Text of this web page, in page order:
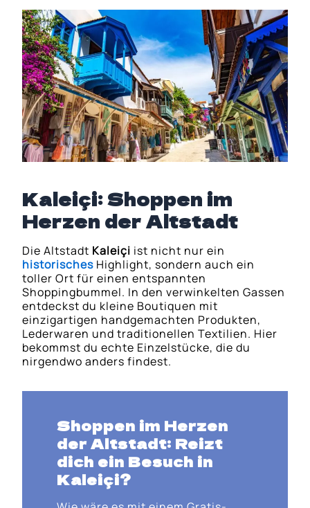
Kaleiçi: Shoppen im
Herzen der Altstadt
Die Altstadt Kaleiçi ist nicht nur ein
historisches Highlight, sondern auch ein
toller Ort für einen entspannten
Shoppingbummel. In den verwinkelten Gassen
entdeckst du kleine Boutiquen mit
einzigartigen handgemachten Produkten,
Lederwaren und traditionellen Textilien. Hier
bekommst du echte Einzelstücke, die du
nirgendwo anders findest.
Shoppen im Herzen
der Altstadt: Reizt
dich ein Besuch in
Kaleiçi?